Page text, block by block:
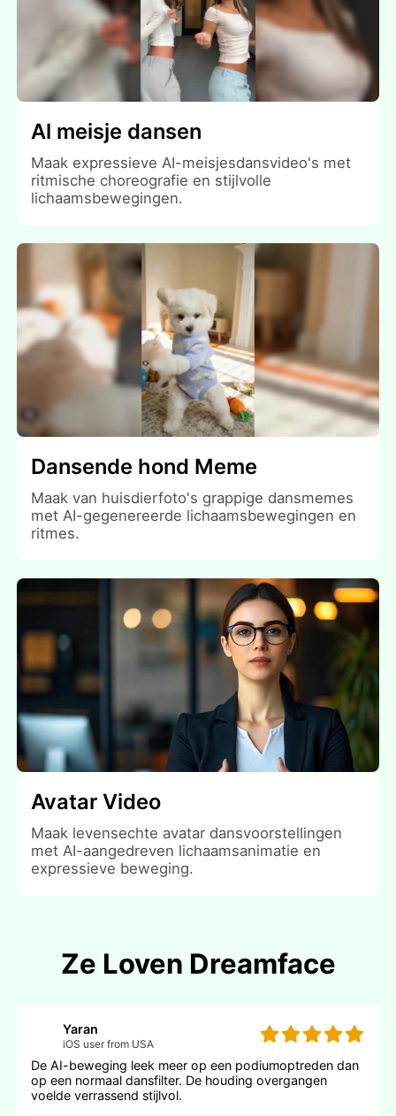
Al meisje dansen
Maak expressieve AI-meisjesdansvideo's met
ritmische choreografie en stijlvolle
lichaamsbewegingen.
Dansende hond Meme
Maak van huisdierfoto's grappige dansmemes
met AI-gegenereerde lichaamsbewegingen en
ritmes.
Avatar Video
Maak levensechte avatar dansvoorstellingen
met AI-aangedreven lichaamsanimatie en
expressieve beweging.
Ze Loven Dreamface
Yaran
iOS user from USA
De AI-beweging leek meer op een podiumoptreden dan
op een normaal dansfilter. De houding overgangen
voelde verrassend stijlvol.